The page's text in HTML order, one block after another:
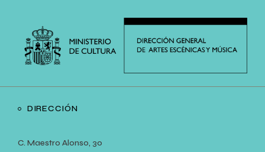
DIRECCIÓN
C. Maestro Alonso, 30